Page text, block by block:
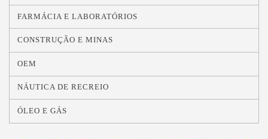
FARMÁCIA E LABORATÓRIOS
CONSTRUÇÃO E MINAS
OEM
NÁUTICA DE RECREIO
ÓLEO E GÁS